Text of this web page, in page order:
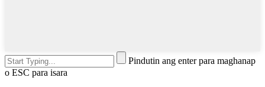
Pindutin ang enter para maghanap
o ESC para isara